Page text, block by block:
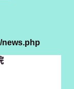
news.php